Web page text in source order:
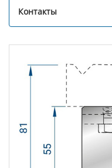
Контакты